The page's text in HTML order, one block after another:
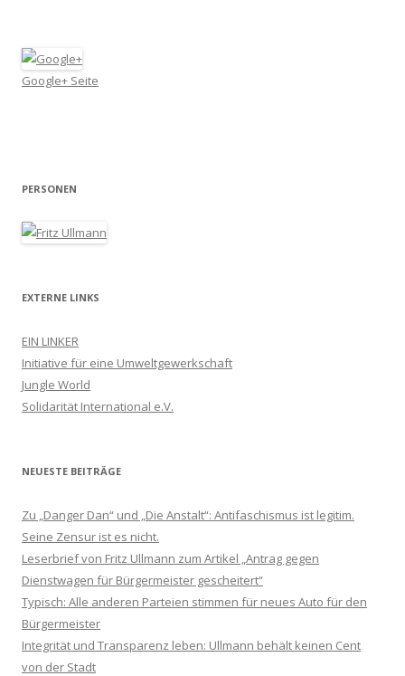
Google+ Seite
PERSONEN
EXTERNE LINKS
EIN LINKER
Initiative für eine Umweltgewerkschaft
Jungle World
Solidarität International e.V.
NEUESTE BEITRÄGE
Zu „Danger Dan“ und „Die Anstalt“: Antifaschismus ist legitim.
Seine Zensur ist es nicht.
Leserbrief von Fritz Ullmann zum Artikel „Antrag gegen
Dienstwagen für Bürgermeister gescheitert“
Typisch: Alle anderen Parteien stimmen für neues Auto für den
Bürgermeister
Integrität und Transparenz leben: Ullmann behält keinen Cent
von der Stadt